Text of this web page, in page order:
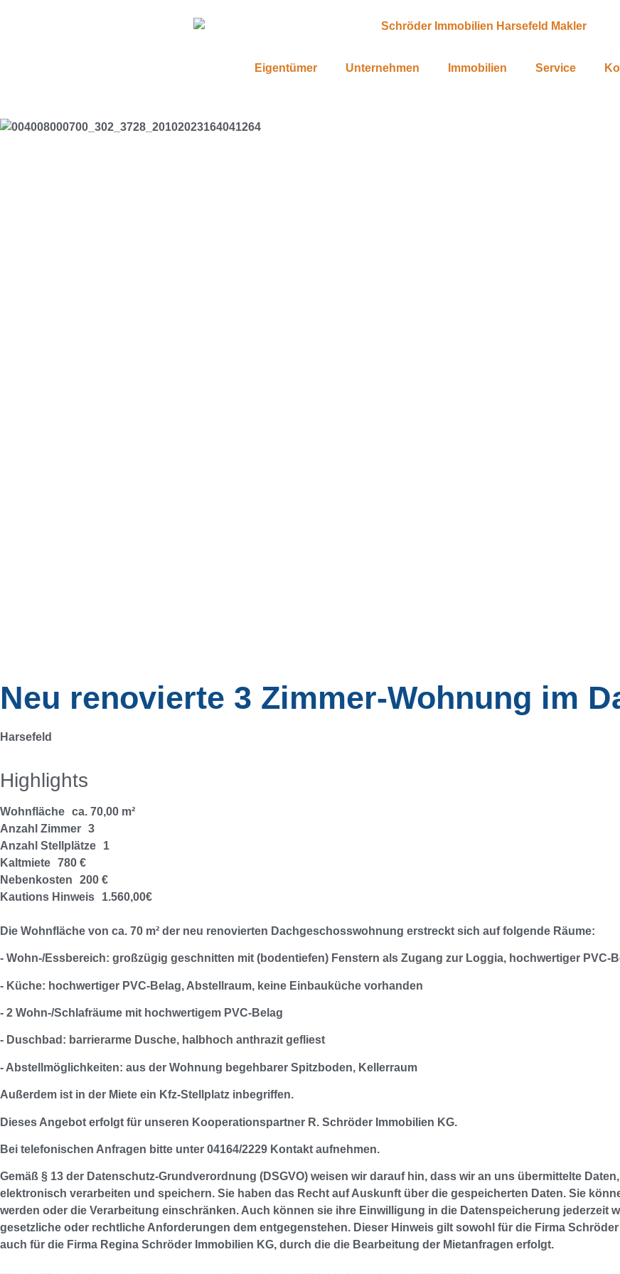
Eigentümer Unternehmen Immobilien Service
Neu renovierte 3 Zimmer-Wohnung im
Harsefeld
Highlights
Wohnfläche ca. 70,00 m²
Anzahl Zimmer 3
Anzahl Stellplätze
1
Kaltmiete 780 €
Nebenkosten
200 €
Kautions Hinweis
1.560,00€
Die Wohnfläche von ca. 70 m² der neu renovierten Dachgeschosswohnung erstreckt sich auf folgende Räume:
- Wohn-/Essbereich: großzügig geschnitten mit (bodentiefen) Fenstern als Zugang zur Loggia, hochwertiger PVC-
- Küche: hochwertiger PVC-Belag, Abstellraum, keine Einbauküche vorhanden
- 2 Wohn-/Schlafräume mit hochwertigem PVC-Belag
- Duschbad: barrierarme Dusche, halbhoch anthrazit gefliest
- Abstellmöglichkeiten: aus der Wohnung begehbarer Spitzboden, Kellerraum
Außerdem ist in der Miete ein Kfz-Stellplatz inbegriffen.
Dieses Angebot erfolgt für unseren Kooperationspartner R. Schröder Immobilien KG.
Bei telefonischen Anfragen bitte unter 04164/2229 Kontakt aufnehmen.
Gemäß § 13 der Datenschutz-Grundverordnung (DSGVO) weisen wir darauf hin, dass wir an uns übermittelte
elektronisch verarbeiten und speichern. Sie haben das Recht auf Auskunft über die gespeicherten Daten. Sie
werden oder die Verarbeitung einschränken. Auch können sie ihre Einwilligung in die Datenspeicherung jederzeit
gesetzliche oder rechtliche Anforderungen dem entgegenstehen. Dieser Hinweis gilt sowohl für die Firma
auch für die Firma Regina Schröder Immobilien KG, durch die die Bearbeitung der Mietanfragen erfolgt.